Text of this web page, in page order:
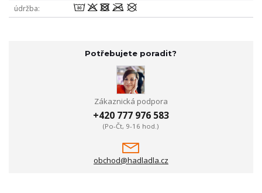
údržba wodmU
Potřebujete poradit?
Zákaznická podpora
+420 777 976 583
(Po-Čt, 9-16 hod.)
obchod@hadladla.cz